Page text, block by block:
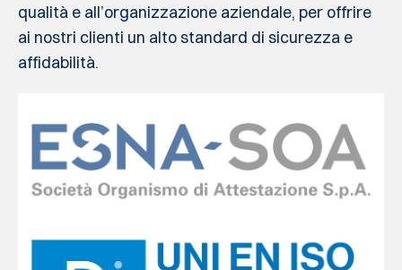
qualità e all’organizzazione aziendale, per offrire
ai nostri clienti un alto standard di sicurezza e
affidabilità.